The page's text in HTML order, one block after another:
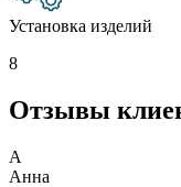
Установка изделий
8
Отзывы
А
Анна